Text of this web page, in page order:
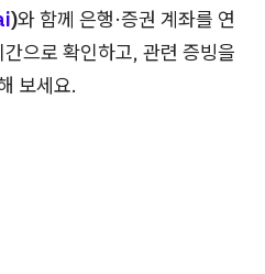
)와 함께 은행·증권 계좌를 연
으로 확인하고, 관련 증빙을
보세요.